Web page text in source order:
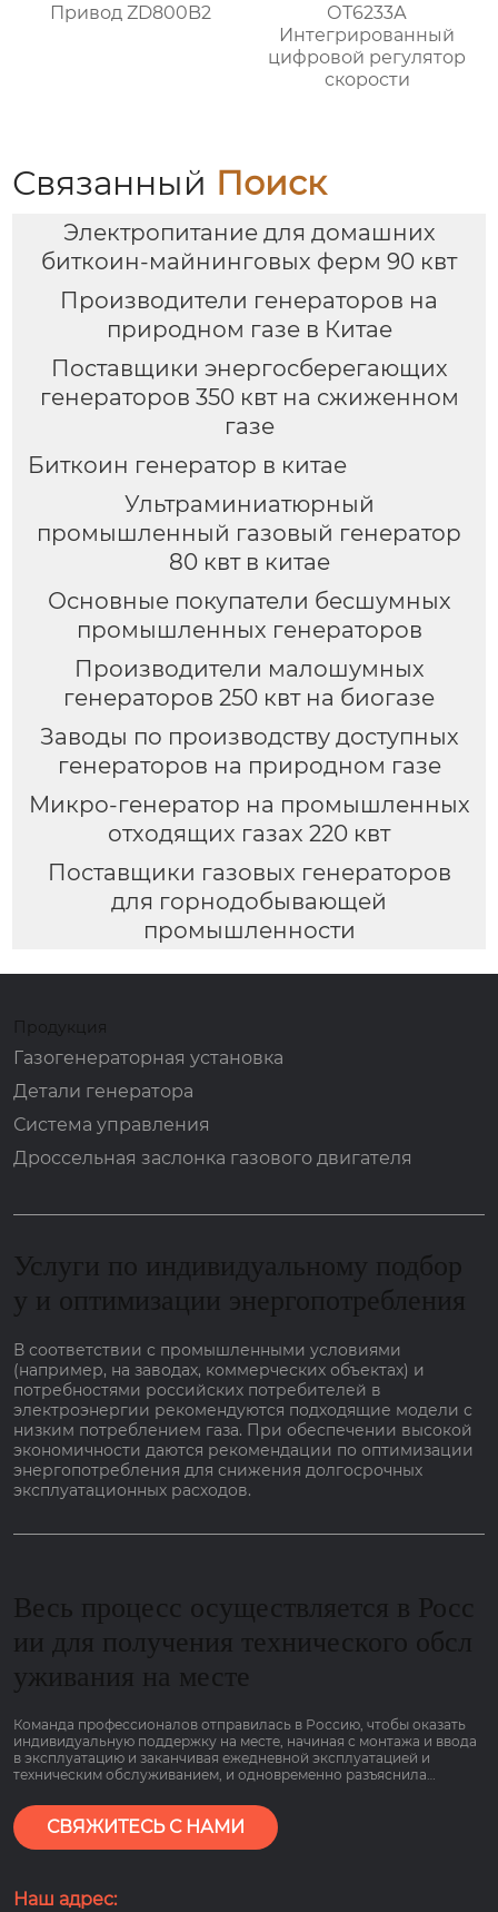
Привод ZD800B2
ОТ6233А
Интегрированный
цифровой регулятор
скорости
Связанный Поиск
Электропитание для домашних
биткоин-майнинговых ферм 90 квт
Производители генераторов на
природном газе в Китае
Поставщики энергосберегающих
генераторов 350 квт на сжиженном
газе
Биткоин генератор в китае
Ультраминиатюрный
промышленный газовый генератор
80 квт в китае
Основные покупатели бесшумных
промышленных генераторов
Производители малошумных
генераторов 250 квт на биогазе
Заводы по производству доступных
генераторов на природном газе
Микро-генератор на промышленных
отходящих газах 220 квт
Поставщики газовых генераторов
для горнодобывающей
промышленности
Продукция
Газогенераторная установка
Детали генератора
Система управления
Дроссельная заслонка газового двигателя
Услуги по индивидуальному подбор
у и оптимизации энергопотребления
В соответствии с промышленными условиями
(например, на заводах, коммерческих объектах) и
потребностями российских потребителей в
электроэнергии рекомендуются подходящие модели с
низким потреблением газа. При обеспечении высокой
экономичности даются рекомендации по оптимизации
энергопотребления для снижения долгосрочных
эксплуатационных расходов.
Весь процесс осуществляется в Росс
ии для получения технического обсл
уживания на месте
Команда профессионалов отправилась в Россию, чтобы оказать
индивидуальную поддержку на месте, начиная с монтажа и ввода
в эксплуатацию и заканчивая ежедневной эксплуатацией и
техническим обслуживанием, и одновременно разъяснила
потреблением газа и гарантией сроком на 2 года, чтобы клиенты
могли пользоваться им болеею спокойно.
СВЯЖИТЕСЬ С НАМИ
Наш адрес: